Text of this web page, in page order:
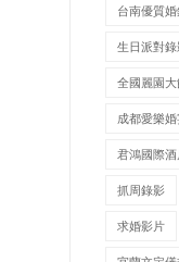
台南優質
生日派對錄
全國麗園
成都愛樂
君鴻國際
抓周錄影
求婚影片